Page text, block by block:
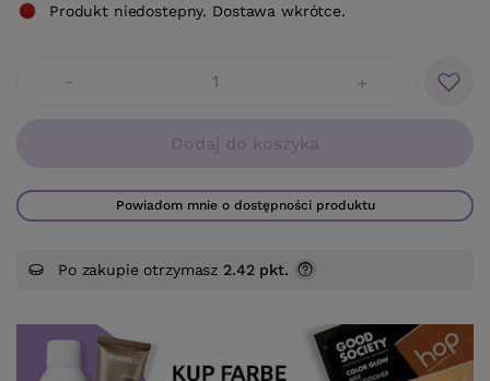
- +
Dodaj do koszyka
Powiadom mnie o dostępności produktu
Produkt niedostepny. Dostawa wkrótce.
Po zakupie otrzymasz 2.42 pkt.